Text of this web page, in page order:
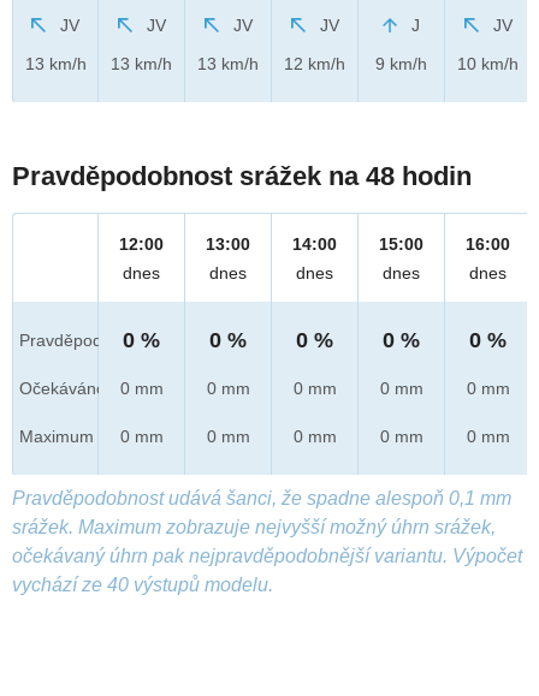
JV
13 km/h
JV
13 km/h
JV
13 km/h
JV
12 km/h
J
9 km/h
JV
10 km/h
Pravděpodobnost srážek na 48 hodin
Pravděpod.
Očekáváno
Maximum
12:00
dnes
0 %
0 mm
0 mm
13:00
dnes
0 %
0 mm
0 mm
14:00
dnes
0 %
0 mm
0 mm
15:00
dnes
0 %
0 mm
0 mm
16:00
dnes
0 %
0 mm
0 mm
Pravděpodobnost udává šanci, že spadne alespoň 0,1 mm
srážek. Maximum zobrazuje nejvyšší možný úhrn srážek,
očekávaný úhrn pak nejpravděpodobnější variantu. Výpočet
vychází ze 40 výstupů modelu.